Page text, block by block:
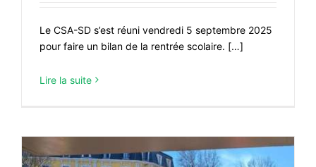
Le CSA-SD s’est réuni vendredi 5 septembre 2025
pour faire un bilan de la rentrée scolaire. […]
Lire la suite